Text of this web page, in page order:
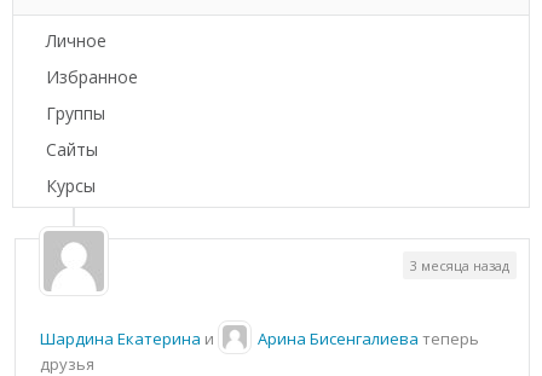
Личное
Избранное
Группы
Сайты
Курсы
Шардина Екатерина и Арина Бисенгалиева теперь
друзья
3 месяца назад